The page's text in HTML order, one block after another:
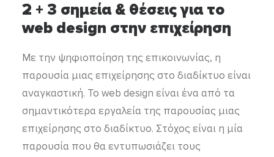
2 + 3 σημεία & θέσεις για το
web design στην επιχείρηση
Με την ψηφιοποίηση της επικοινωνίας, η
παρουσία μιας επιχείρησης στο διαδίκτυο είναι
αναγκαστική. Το web design είναι ένα από τα
σημαντικότερα εργαλεία της παρουσίας μιας
επιχείρησης στο διαδίκτυο. Στόχος είναι η μία
παρουσία που θα εντυπωσιάζει τους